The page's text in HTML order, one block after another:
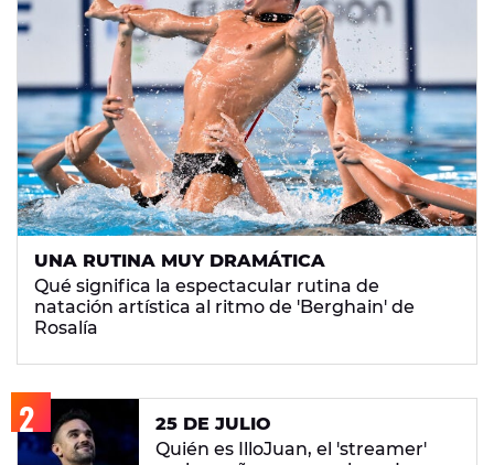
UNA RUTINA MUY DRAMÁTICA
Qué significa la espectacular rutina de
natación artística al ritmo de 'Berghain' de
Rosalía
25 DE JULIO
Quién es IlloJuan, el 'streamer'